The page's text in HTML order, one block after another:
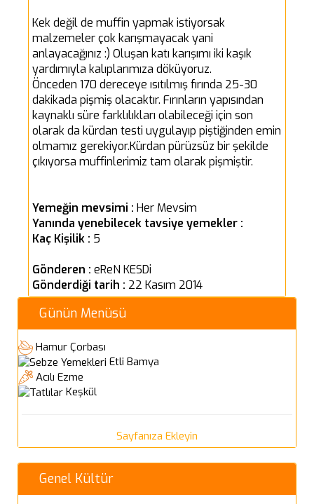
Kek değil de muffin yapmak istiyorsak
malzemeler çok karışmayacak yani
anlayacağınız :) Oluşan katı karışımı iki kaşık
yardımıyla kalıplarımıza döküyoruz.
Önceden 170 dereceye ısıtılmış fırında 25-30
dakikada pişmiş olacaktır. Fırınların yapısından
kaynaklı süre farklılıkları olabileceği için son
olarak da kürdan testi uygulayıp piştiğinden emin
olmamız gerekiyor.Kürdan pürüzsüz bir şekilde
çıkıyorsa muffinlerimiz tam olarak pişmiştir.
Yemeğin mevsimi : Her Mevsim
Yanında yenebilecek tavsiye yemekler :
Kaç Kişilik : 5
Gönderen : eReN KESDi
Gönderdiği tarih : 22 Kasım 2014
Günün Menüsü
Hamur Çorbası
Etli Bamya
Acılı Ezme
Keşkül
Sayfanıza Ekleyin
Genel Kültür